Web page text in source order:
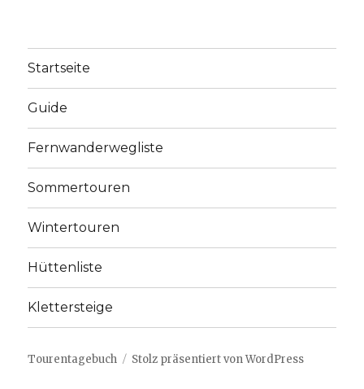
Startseite
Guide
Fernwanderwegliste
Sommertouren
Wintertouren
Hüttenliste
Klettersteige
Tourentagebuch Stolz präsentiert von WordPress